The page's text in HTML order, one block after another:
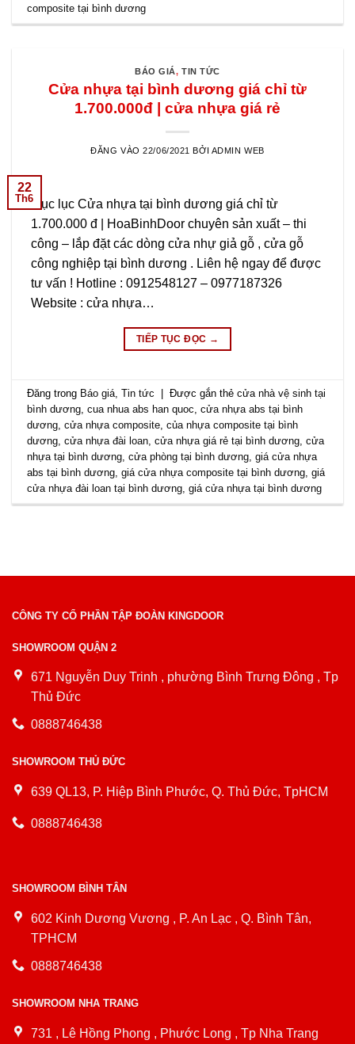
composite tại bình dương
BÁO GIÁ,TIN TỨC
Cửa nhựa tại bình dương giá chỉ từ
1.700.000đ | cửa nhựa giá rẻ
ĐĂNG VÀO22/06/2021 BỞI ADMIN WEB
22
Th6Mục lục Cửa nhựa tại bình dương giá chỉ từ
1.700.000 đ | HoaBinhDoor chuyên sản xuất – thi
công – lắp đặt các dòng cửa nhự giả gỗ , cửa gỗ
công nghiệp tại bình dương . Liên hệ ngay để được
tư vấn ! Hotline : 0912548127 – 0977187326
Website : cửa nhựa…
TIẾP TỤC ĐỌC →
Đăng trong Báo giá ,Tin tức Được gắn thẻcửa nhà vệ sinh tại
bình dương ,cua nhua abs han quoc ,cửa nhựa abs tại bình
dương ,cửa nhựa composite ,của nhựa composite tại bình
dương ,cửa nhựa đài loan ,cửa nhựa giá rẻ tại bình dương ,cửa
nhựa tại bình dương ,cửa phòng tại bình dương ,giá cửa nhựa
abs tại bình dương ,giá cửa nhựa composite tại bình dương ,giá
cửa nhựa đài loan tại bình dương ,giá cửa nhựa tại bình dương
CÔNG TY CỔ PHẦN TẬP ĐOÀN KINGDOOR
SHOWROOM QUẬN 2
671 Nguyễn Duy Trinh , phường Bình Trưng Đông , Tp
Thủ Đức
0888746438
SHOWROOM THỦ ĐỨC
639 QL13, P. Hiệp Bình Phước, Q. Thủ Đức, TpHCM
0888746438
SHOWROOM BÌNH TÂN
602 Kinh Dương Vương , P. An Lạc , Q. Bình Tân,
TPHCM
0888746438
SHOWROOM NHA TRANG
731 , Lê Hồng Phong , Phước Long , Tp Nha Trang